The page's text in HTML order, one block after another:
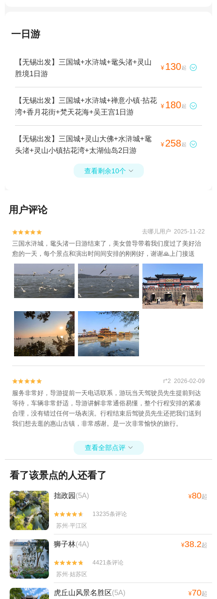
一日游
【无锡出发】三国城+水浒城+鼋头渚+灵山
胜境1日游
¥ 130起 
【无锡出发】三国城+水浒城+禅意小镇·拈花
湾+香月花街+梵天花海+吴王宫1日游
¥ 180起 
【无锡出发】三国城+灵山大佛+水浒城+鼋
头渚+灵山小镇拈花湾+太湖仙岛2日游
¥ 258起 
查看剩余10个 
用户评论

 去哪儿用户 2025-11-22
三国水浒城，鼋头渚一日游结束了，美女曾导带着我们度过了美好治
愈的一天，每个景点和演出时间间安排的刚刚好，谢谢🙏上门接送

 r*2 2026-02-09
服务非常好，导游提前一天电话联系，游玩当天驾驶员先生提前到达
等待，车辆非常舒适，导游讲解非常通俗易懂，整个行程安排的紧凑
合理，没有错过任何一场表演。行程结束后驾驶员先生还把我们送到
我们想去逛的惠山古镇，非常感谢。是一次非常愉快的旅行。
查看全部点评 
看了该景点的人还看了
拙政园(5A) ¥80起


13235条评论
苏州·平江区
狮子林(4A) ¥38.2起


4421条评论
苏州·姑苏区
虎丘山风景名胜区(5A) ¥70起